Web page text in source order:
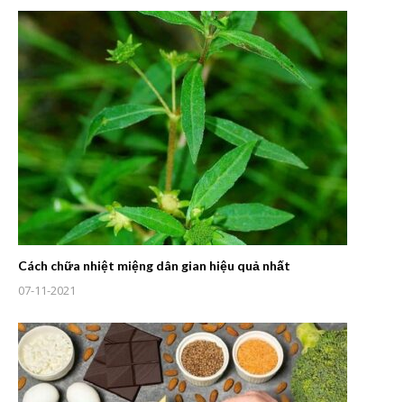
Cách chữa nhiệt miệng dân gian hiệu quả nhất
07-11-2021